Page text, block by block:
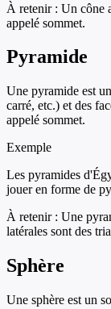
À retenir : Un cône
appelé sommet.
Pyramide
Une pyramide est
carré, etc.) et des
appelé sommet.
Exemple
Les pyramides
jouer en forme de
À retenir : Une
latérales sont des
Sphère
Une sphère est un